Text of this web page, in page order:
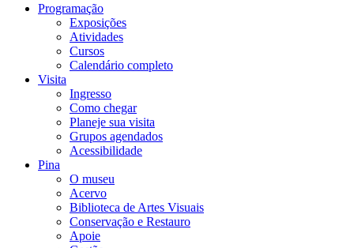
Programação
Exposições
Atividades
Cursos
Calendário completo
Visita
Ingresso
Como chegar
Planeje sua visita
Grupos agendados
Acessibilidade
Pina
O museu
Acervo
Biblioteca de Artes Visuais
Conservação e Restauro
Apoie